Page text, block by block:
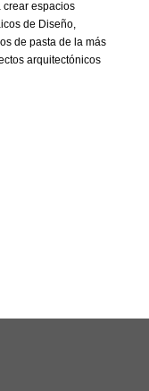
crear espacios
de Diseño,
de pasta de la más
arquitectónicos